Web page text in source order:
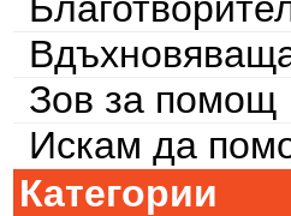
Зов за помощ
Искам да
Категории